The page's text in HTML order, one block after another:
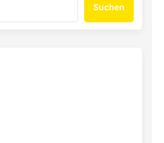
Suchen